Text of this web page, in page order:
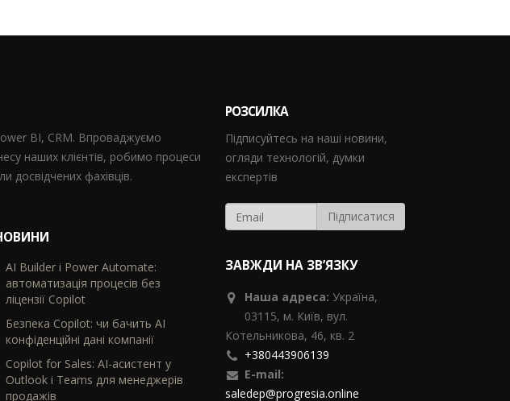
BI, CRM. Впроваджуємо
наших клієнтів, робимо процеси
фахівців.
AI Builder і Power Automate:
автоматизація процесів без
ліцензії Copilot
Безпека Copilot: чи бачить AI
конфіденційні дані компанії
Copilot for Sales: AI-асистент у
Outlook і Teams для менеджерів
продажів
РОЗСИЛКА
Підписуйтесь на наші новини,
огляди технологій, думки
експертів
ЗАВЖДИ НА ЗВ’ЯЗКУ
Наша адреса: Україна,
03115, м. Київ, вул.
Котельникова, 46, кв. 2
+380443906139
E-mail:
saledep@progresia.online